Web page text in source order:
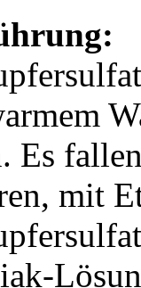
Es
mit